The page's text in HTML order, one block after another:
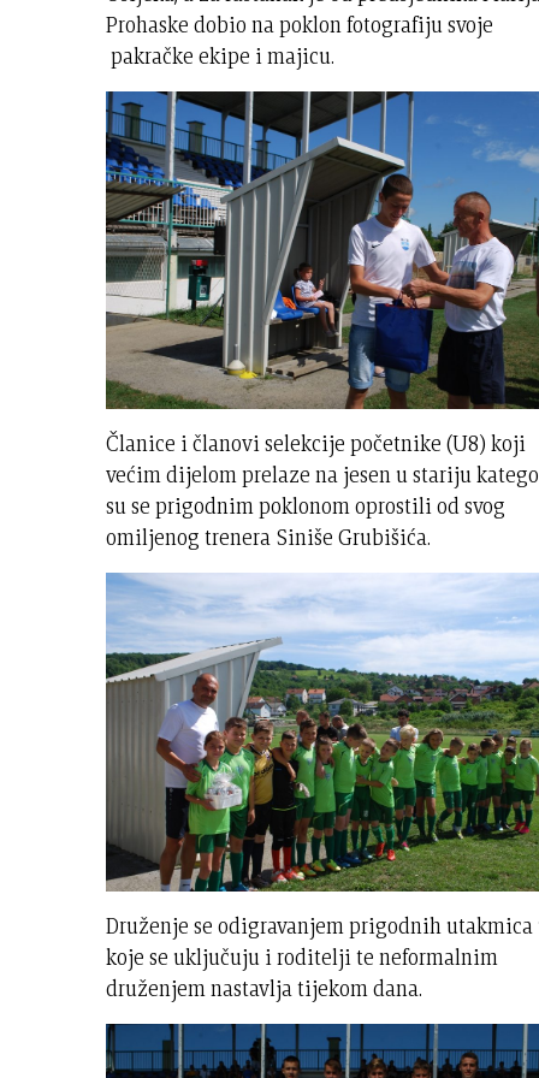
Prohaske dobio na poklon fotografiju svoje
pakračke ekipe i majicu.
Članice i članovi selekcije početnike (U8) koji
većim dijelom prelaze na jesen u stariju
su se prigodnim poklonom oprostili od svog
omiljenog trenera Siniše Grubišića.
Druženje se odigravanjem prigodnih utakmica
koje se uključuju i roditelji te neformalnim
druženjem nastavlja tijekom dana.